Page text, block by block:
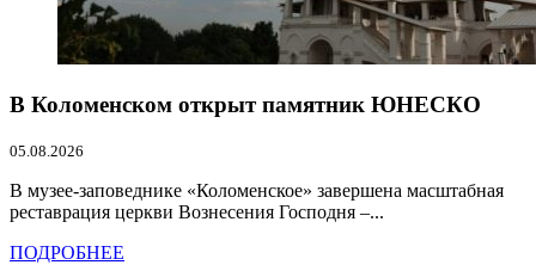
В Коломенском открыт памятник ЮНЕСКО
05.08.2026
В музее-заповеднике «Коломенское» завершена масштабная
реставрация церкви Вознесения Господня –...
ПОДРОБНЕЕ